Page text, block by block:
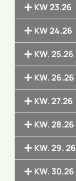
KW 23.26
KW 24.26
KW. 25.26
KW. 26.26
KW. 27.26
KW. 28.26
KW. 29. 26
KW. 30.26